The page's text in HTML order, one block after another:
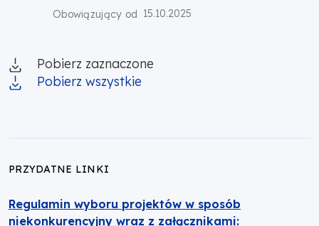
Obowiązujący od 15.10.2025
Pobierz zaznaczone
Pobierz wszystkie
PRZYDATNE LINKI
Regulamin wyboru projektów w sposób
niekonkurencyjny wraz z załącznikami: